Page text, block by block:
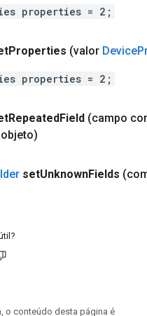
properties = 2;
Properties (valor Device
properties = 2;
RepeatedField (campo
setUnknownFields
o conteúdo desta página é